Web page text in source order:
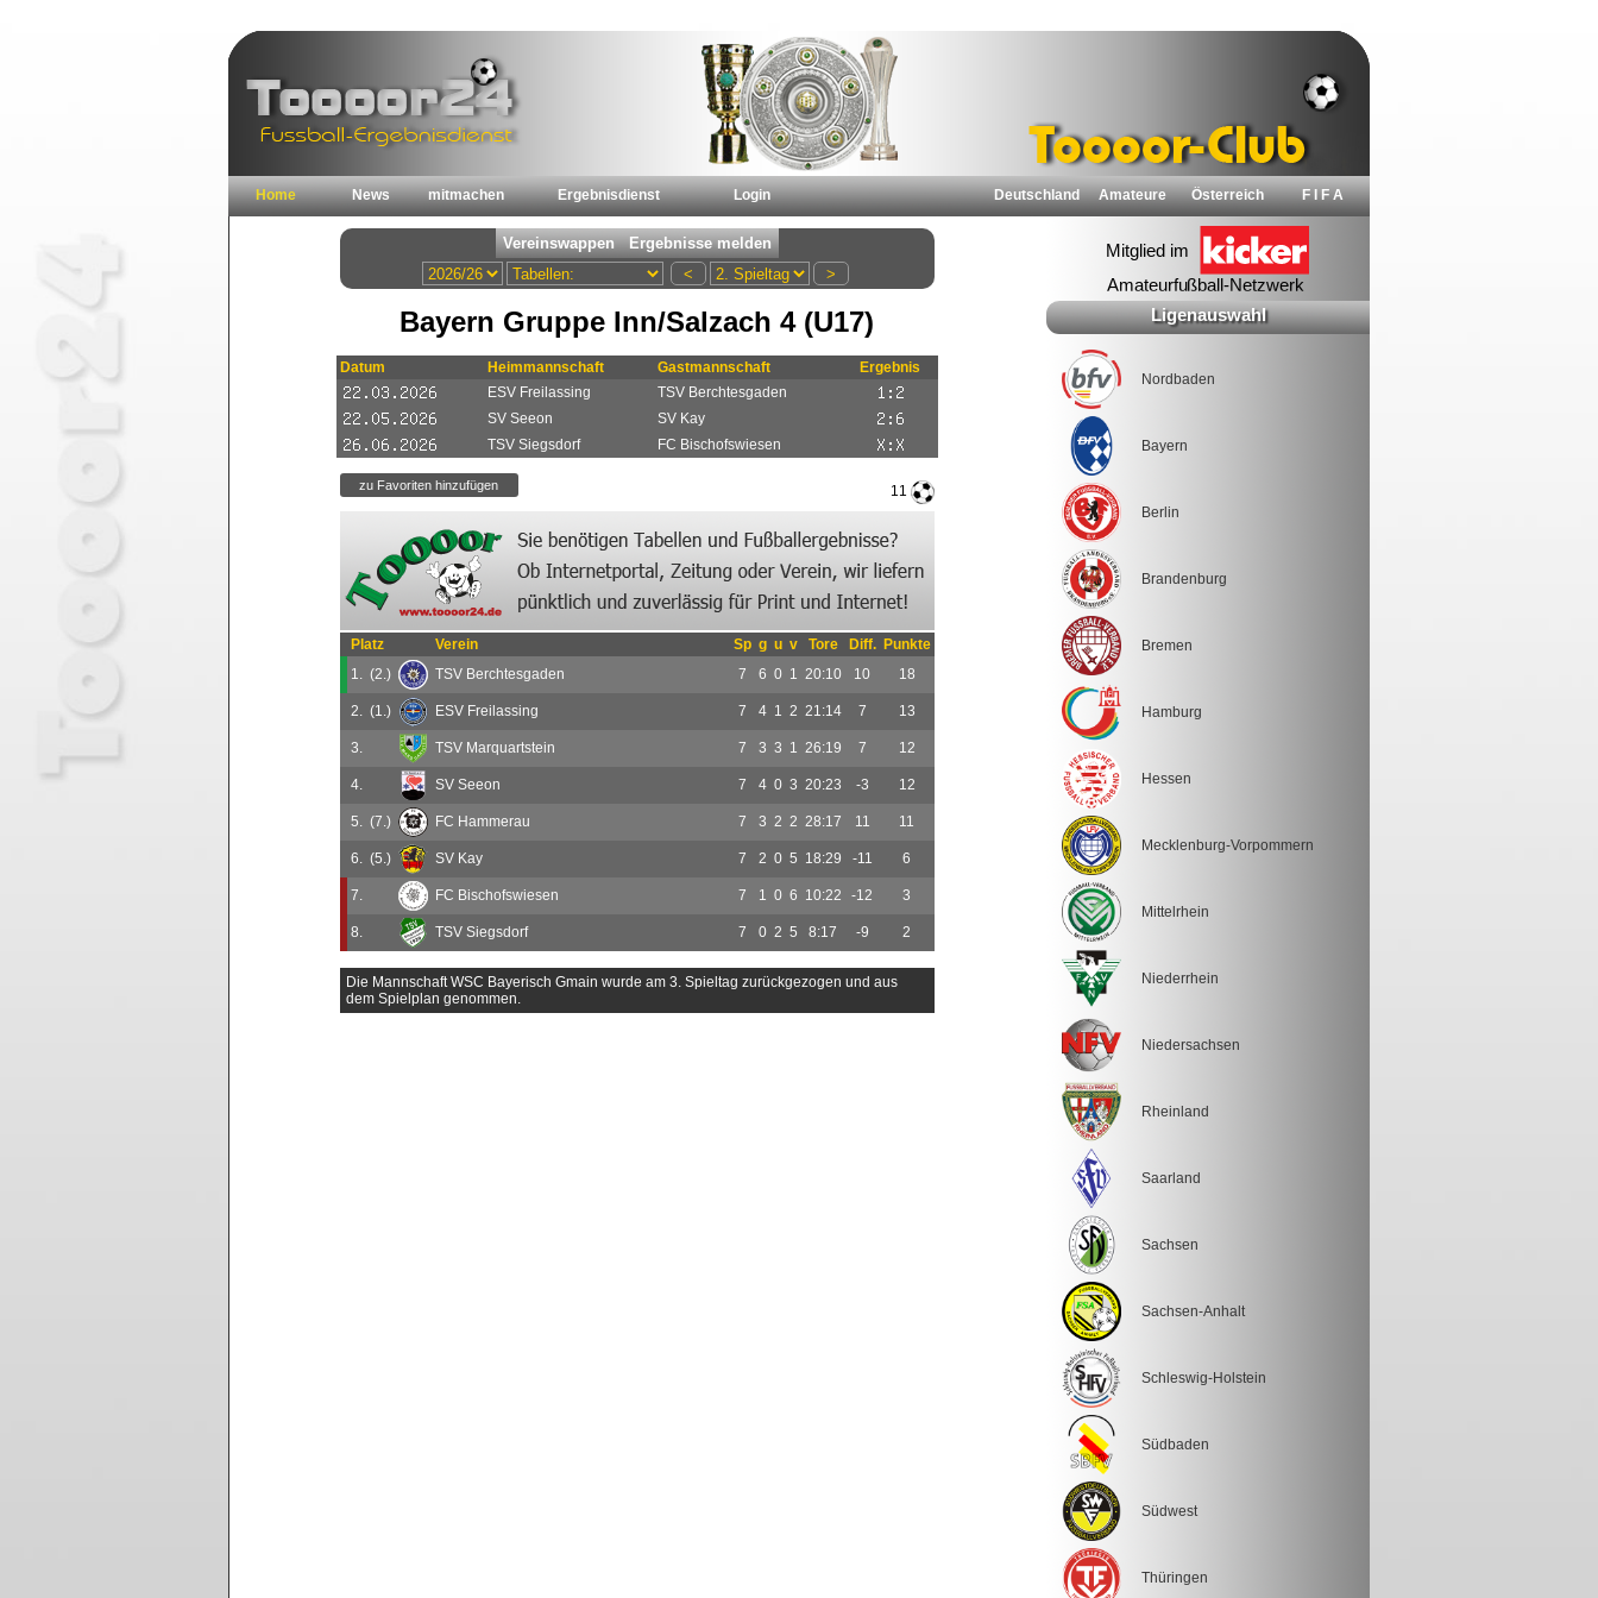
Home News mitmachen Ergebnisdienst Login Deutschland Amateure Österreich F I F A
Bayern Gruppe Inn/Salzach 4 (U17)
Datum Heimmannschaft Gastmannschaft
Ergebnis
ESV Freilassing
TSV Berchtesgaden
SV Seeon
SV Kay
TSV Siegsdorf
FC Bischofswiesen
11
Platz Verein Sp g u v Tore Diff.
Punkte
1. (2.) TSV Berchtesgaden 7 6 0 1 20:10 10 18
2. (1.) ESV Freilassing 7 4 1 2 21:14 7 13
3. TSV Marquartstein 7 3 3 1 26:19 7 12
4. SV Seeon 7 4 0 3 20:23 -3 12
5. (7.) FC Hammerau 7 3 2 2 28:17 11 11
6. (5.) SV Kay 7 2 0 5 18:29 -11 6
7. FC Bischofswiesen 7 1 0 6 10:22 -12 3
8. TSV Siegsdorf 7 0 2 5 8:17 -9 2
Die Mannschaft WSC Bayerisch Gmain wurde am 3. Spieltag zurückgezogen und aus
dem Spielplan genommen.
Ligenauswahl
Nordbaden
Bayern
Berlin
Brandenburg
Bremen
Hamburg
Hessen
Mecklenburg-Vorpommern
Mittelrhein
Niederrhein
Niedersachsen
Rheinland
Saarland
Sachsen
Sachsen-Anhalt
Schleswig-Holstein
Südbaden
Südwest
Thüringen